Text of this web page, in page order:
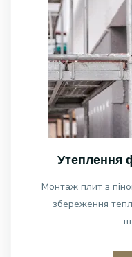
Утеплення
Монтаж плит з
збереження